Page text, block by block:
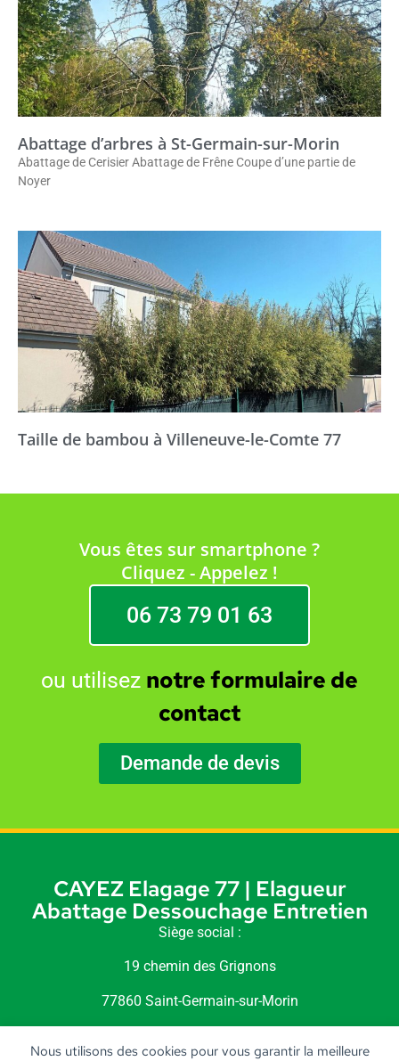
Nous utilisons des cookies pour vous garantir la meilleure
Abattage d’arbres à St-Germain-sur-Morin
Abattage de Cerisier Abattage de Frêne Coupe d’une partie de
Noyer
Taille de bambou à Villeneuve-le-Comte 77
Vous êtes sur smartphone ?
Cliquez - Appelez !
06 73 79 01 63
ou utilisez notre formulaire de
contact
Demande de devis
CAYEZ Elagage 77 | Elagueur
Abattage Dessouchage Entretien
Siège social :
19 chemin des Grignons
77860 Saint-Germain-sur-Morin